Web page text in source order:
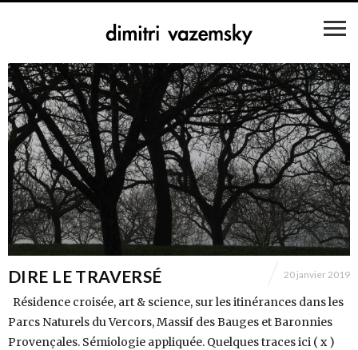
DIRE LE TRAVERSÉ 20 janvier 2019
Résidence croisée, art & science, sur les itinérances dans les
Parcs Naturels du Vercors, Massif des Bauges et Baronnies
Provençales. Sémiologie appliquée. Quelques traces ici ( x )